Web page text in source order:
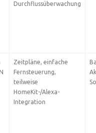
Durchflussüberwachung
Zeitpläne, einfache
Fernsteuerung,
teilweise
HomeKit-/Alexa-
Integration